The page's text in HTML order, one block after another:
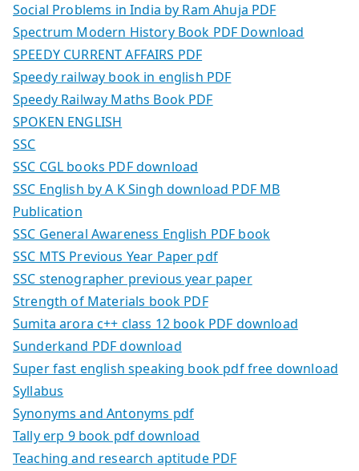
Social Problems in India by Ram Ahuja PDF
Spectrum Modern History Book PDF Download
SPEEDY CURRENT AFFAIRS PDF
Speedy railway book in english PDF
Speedy Railway Maths Book PDF
SPOKEN ENGLISH
SSC
SSC CGL books PDF download
SSC English by A K Singh download PDF MB
Publication
SSC General Awareness English PDF book
SSC MTS Previous Year Paper pdf
SSC stenographer previous year paper
Strength of Materials book PDF
Sumita arora c++ class 12 book PDF download
Sunderkand PDF download
Super fast english speaking book pdf free download
Syllabus
Synonyms and Antonyms pdf
Tally erp 9 book pdf download
Teaching and research aptitude PDF